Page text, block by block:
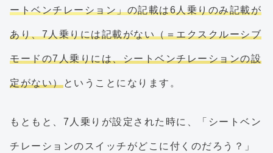
ートベンチレーション」の記載は6人乗りのみ記載が
あり、7人乗りには記載がない（＝エクスクルーシブ
モードの7人乗りには、シートベンチレーションの設
定がない）ということになります。
もともと、7人乗りが設定された時に、「シートベン
チレーションのスイッチがどこに付くのだろう？」